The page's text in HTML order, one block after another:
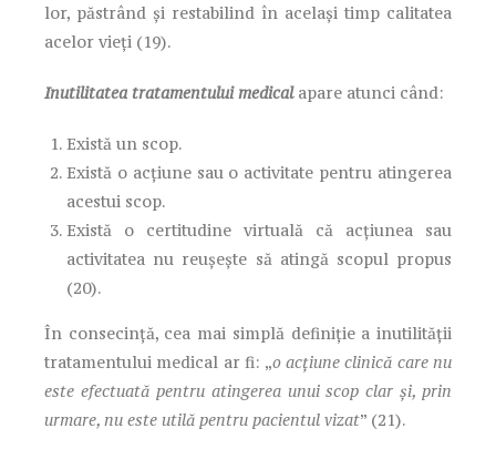
lor, păstrând și restabilind în același timp calitatea
acelor vieți (19).
Inutilitatea tratamentului medicalapare atunci când:
Există un scop.
Există o acțiune sau o activitate pentru atingerea
acestui scop.
Există o certitudine virtuală că acțiunea sau
activitatea nu reușește să atingă scopul propus
(20).
În consecință, cea mai simplă definiție a inutilității
tratamentului medical ar fi: „o acțiune clinică care nu
este efectuată pentru atingerea unui scop clar și, prin
urmare, nu este utilă pentru pacientul vizat” (21).